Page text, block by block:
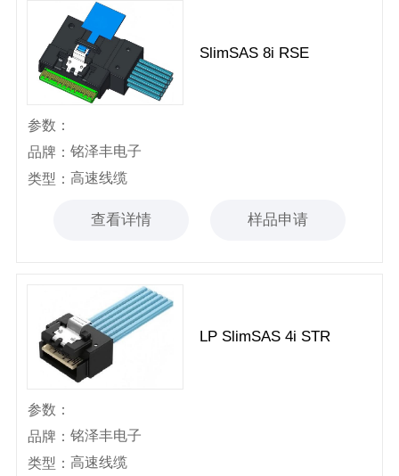
SlimSAS 8i RSE
参数：
品牌： 铭泽丰电子
类型： 高速线缆
查看详情 样品申请
LP SlimSAS 4i STR
参数：
品牌： 铭泽丰电子
类型： 高速线缆